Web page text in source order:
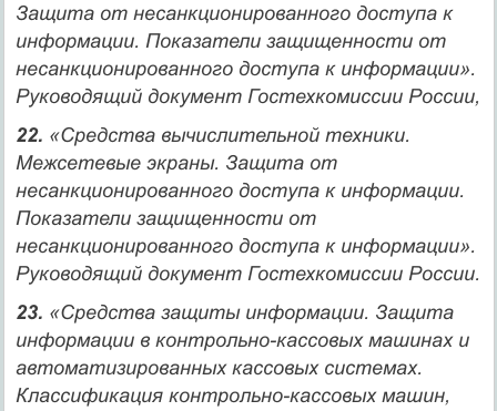
Защита от несанкционированного доступа к
информации. Показатели защищенности от
несанкционированного доступа к информации».
Руководящий документ Гостехкомиссии России,
22. «Средства вычислительной техники.
Межсетевые экраны. Защита от
несанкционированного доступа к информации.
Показатели защищенности от
несанкционированного доступа к информации».
Руководящий документ Гостехкомиссии России.
23. «Средства защиты информации. Защита
информации в контрольно-кассовых машинах и
автоматизированных кассовых системах.
Классификация контрольно-кассовых машин,